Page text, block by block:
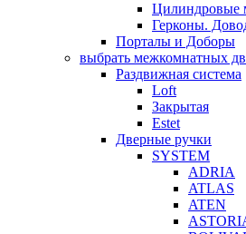
Цилиндровые
Герконы.
Порталы и Доборы
выбрать межкомнатных
Раздвижная система
Loft
Закрытая
Estet
Дверные ручки
SYSTEM
ADRIA
ATLAS
ATEN